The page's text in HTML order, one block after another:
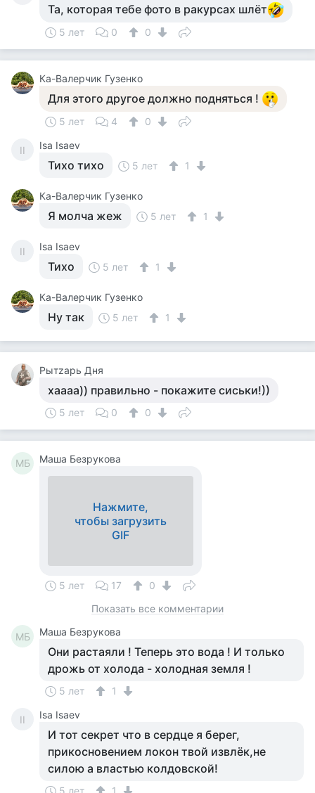
Та, которая тебе фото в ракурсах шлёт
5 лет 0 0
Ка-Валерчик Гузенко
Для этого другое должно подняться !
5 лет 4 0
II Isa Isaev
Тихо тихо 5 лет 1
Ка-Валерчик Гузенко
Я молча жеж 5 лет 1
II Isa Isaev
Тихо 5 лет 1
Ка-Валерчик Гузенко
Ну так 5 лет 1
Рытzарь Дня
хаааа)) правильно - покажите сиськи!))
5 лет 0 0
МБ Маша Безрукова
Нажмите,
чтобы загрузить
GIF
5 лет 17
0
Показать все комментарии
МБ Маша Безрукова
Они растаяли ! Теперь это вода ! И только
дрожь от холода - холодная земля !
5 лет 1
II Isa Isaev
И тот секрет что в сердце я берег,
прикосновением локон твой извлёк,не
силою а властью колдовской!
5 лет 1